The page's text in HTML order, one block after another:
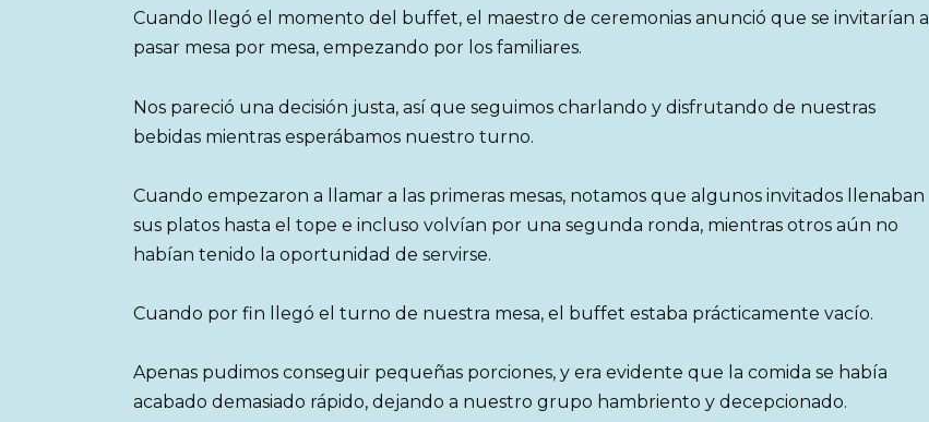
Cuando llegó el momento del buffet, el maestro de ceremonias anunció que se invitarían a
pasar mesa por mesa, empezando por los familiares.
Nos pareció una decisión justa, así que seguimos charlando y disfrutando de nuestras
bebidas mientras esperábamos nuestro turno.
Cuando empezaron a llamar a las primeras mesas, notamos que algunos invitados llenaban
sus platos hasta el tope e incluso volvían por una segunda ronda, mientras otros aún no
habían tenido la oportunidad de servirse.
Cuando por fin llegó el turno de nuestra mesa, el buffet estaba prácticamente vacío.
Apenas pudimos conseguir pequeñas porciones, y era evidente que la comida se había
acabado demasiado rápido, dejando a nuestro grupo hambriento y decepcionado.